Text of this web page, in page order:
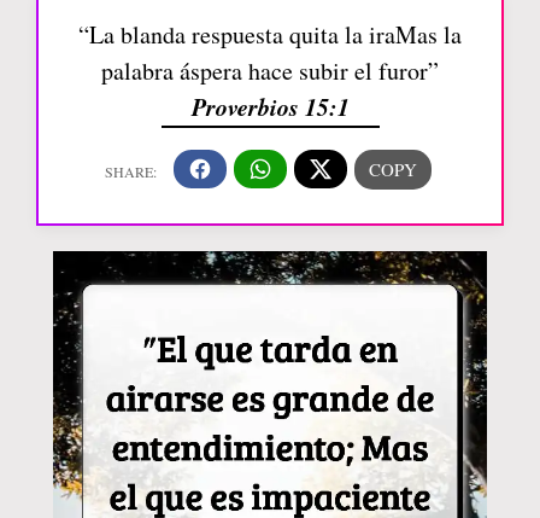
“La blanda respuesta quita la iraMas la
palabra áspera hace subir el furor”
Proverbios 15:1